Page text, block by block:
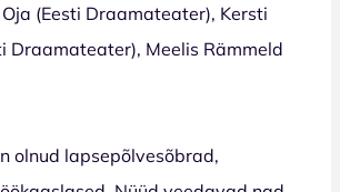
(Eesti Draamateater), Kersti
Draamateater), Meelis Rämmeld
olnud lapsepõlvesõbrad,